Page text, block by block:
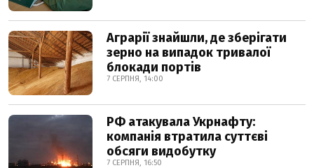
Аграрії знайшли, де зберігати
зерно на випадок тривалої
блокади портів
7 СЕРПНЯ, 14:00
РФ атакувала Укрнафту:
компанія втратила суттєві
обсяги видобутку
7 СЕРПНЯ, 16:50